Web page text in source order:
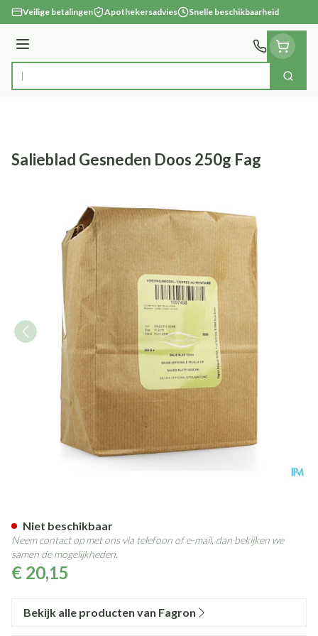
Ga naar de inhoud
Veilige betalingen Apothekersadvies Snelle beschikbaarheid
Menu
Product, merk, categorie... Zoek
Salieblad Gesneden Doos 250g Fag
€ 20,15
Niet beschikbaar
Neem contact op met ons via telefoon of e-mail, dan bekijken we
samen de mogelijkheden.
Bekijk alle producten van Fagron